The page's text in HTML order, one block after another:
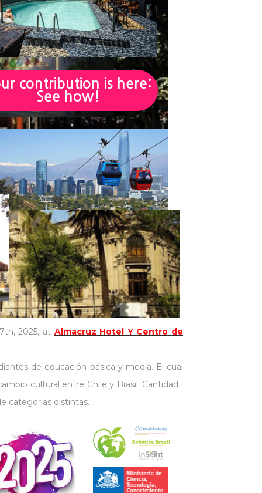
2025, at Almacruz Hotel Y Centro de
de educación básica y media. El cual
cultural entre Chile y Brasil. Cantidad :
categorías distintas.
contribution is here:
See how!